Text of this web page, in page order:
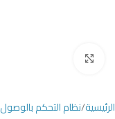
الرئيسية نظام التحكم بالوصول